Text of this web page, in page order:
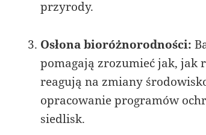
przyrody.
Osłona bioróżnorodności:
pomagają zrozumieć jak, jak
reagują na zmiany
opracowanie programów
siedlisk.